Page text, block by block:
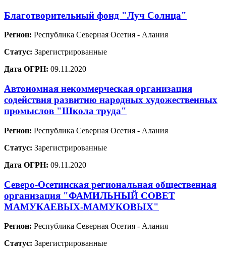
Благотворительный фонд "Луч Солнца"
Регион: Республика Северная Осетия - Алания
Статус: Зарегистрированные
Дата ОГРН: 09.11.2020
Автономная некоммерческая организация
содействия развитию народных художественных
промыслов "Школа труда"
Регион: Республика Северная Осетия - Алания
Статус: Зарегистрированные
Дата ОГРН: 09.11.2020
Северо-Осетинская региональная общественная
организация "ФАМИЛЬНЫЙ СОВЕТ
МАМУКАЕВЫХ-МАМУКОВЫХ"
Регион: Республика Северная Осетия - Алания
Статус: Зарегистрированные